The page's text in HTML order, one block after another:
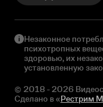
Незаконное
психотропных
здоровью, их
установленную
© 2018 - 2026
Сделано в «Рестрим